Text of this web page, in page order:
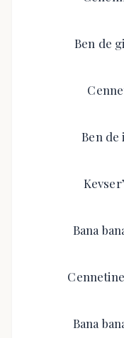
Ben de
Ben de
Bana
Bana